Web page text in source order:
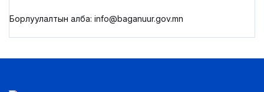
Борлуулалтын алба: info@baganuur.gov.mn